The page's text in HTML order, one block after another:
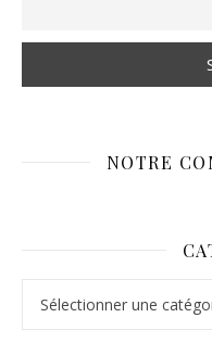
NOTRE